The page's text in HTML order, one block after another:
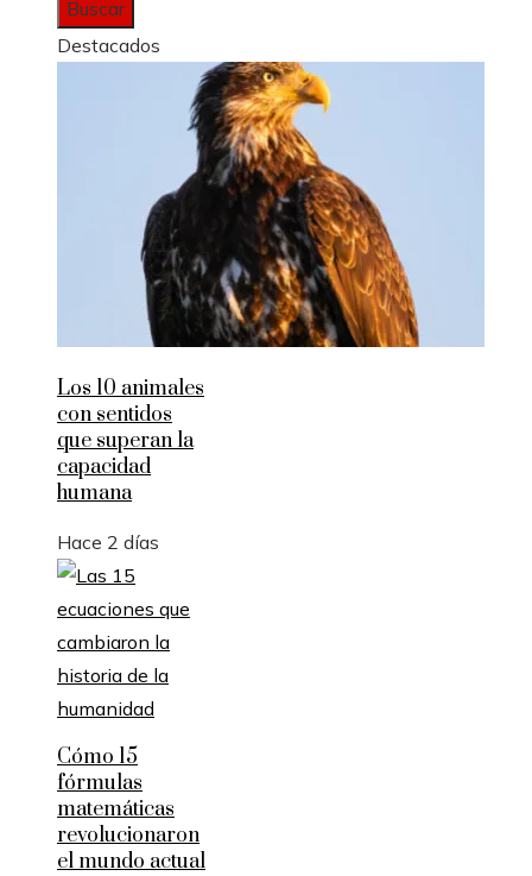
Destacados
Los 10 animales
con sentidos
que superan la
capacidad
humana
Hace 2 días
Cómo 15
fórmulas
matemáticas
revolucionaron
el mundo actual